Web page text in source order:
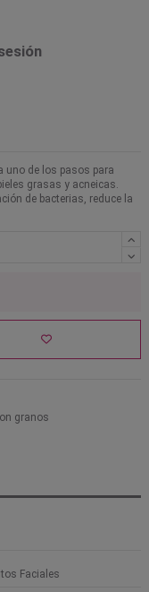
uno de los pasos para
grasas y acneicas.
de bacterias, reduce la
granos
Faciales